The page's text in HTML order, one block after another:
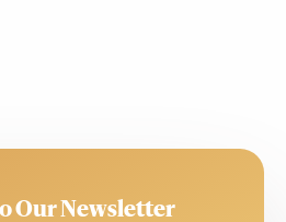
Our Newsletter